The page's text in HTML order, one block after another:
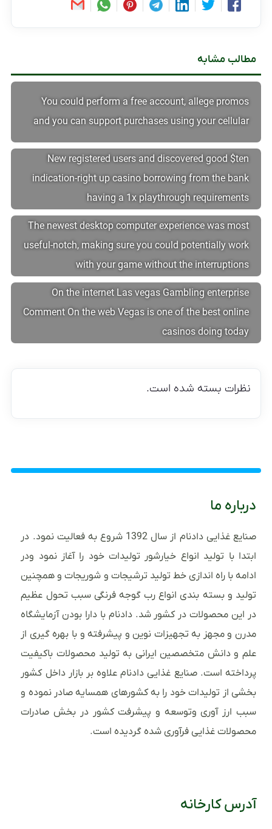
مطالب مشابه
You could perform a free account, allege promos
and you can support purchases using your cellular
New registered users and discovered good $ten
indication-right up casino borrowing from the bank
having a 1x playthrough requirements
The newest desktop computer experience was most
useful-notch, making sure you could potentially work
with your game without the interruptions
On the internet Las vegas Gambling enterprise
Comment On the web Vegas is one of the best online
casinos doing today
نظرات بسته شده است.
درباره ما
صنایع غذایی دادنام از سال 1392 شروع به فعالیت نمود. در
ابتدا با تولید انواع خیارشور تولیدات خود را آغاز نمود ودر
ادامه با راه اندازی خط تولید ترشیجات و شوریجات و همچنین
تولید و بسته بندی انواع رب گوجه فرنگی سبب تحول عظیم
در این محصولات در کشور شد. دادنام با دارا بودن آزمایشگاه
مدرن و مجهز به تجهیزات نوین و پیشرفته و با بهره گیری از
علم و دانش متخصصین ایرانی به تولید محصولات باکیفیت
پرداخته است. صنایع غذایی دادنام علاوه بر بازار داخل کشور
بخشی از تولیدات خود را به کشورهای همسایه صادر نموده و
سبب ارز آوری وتوسعه و پیشرفت کشور در بخش صادرات
محصولات غذایی فرآوری شده گردیده است.
آدرس کارخانه